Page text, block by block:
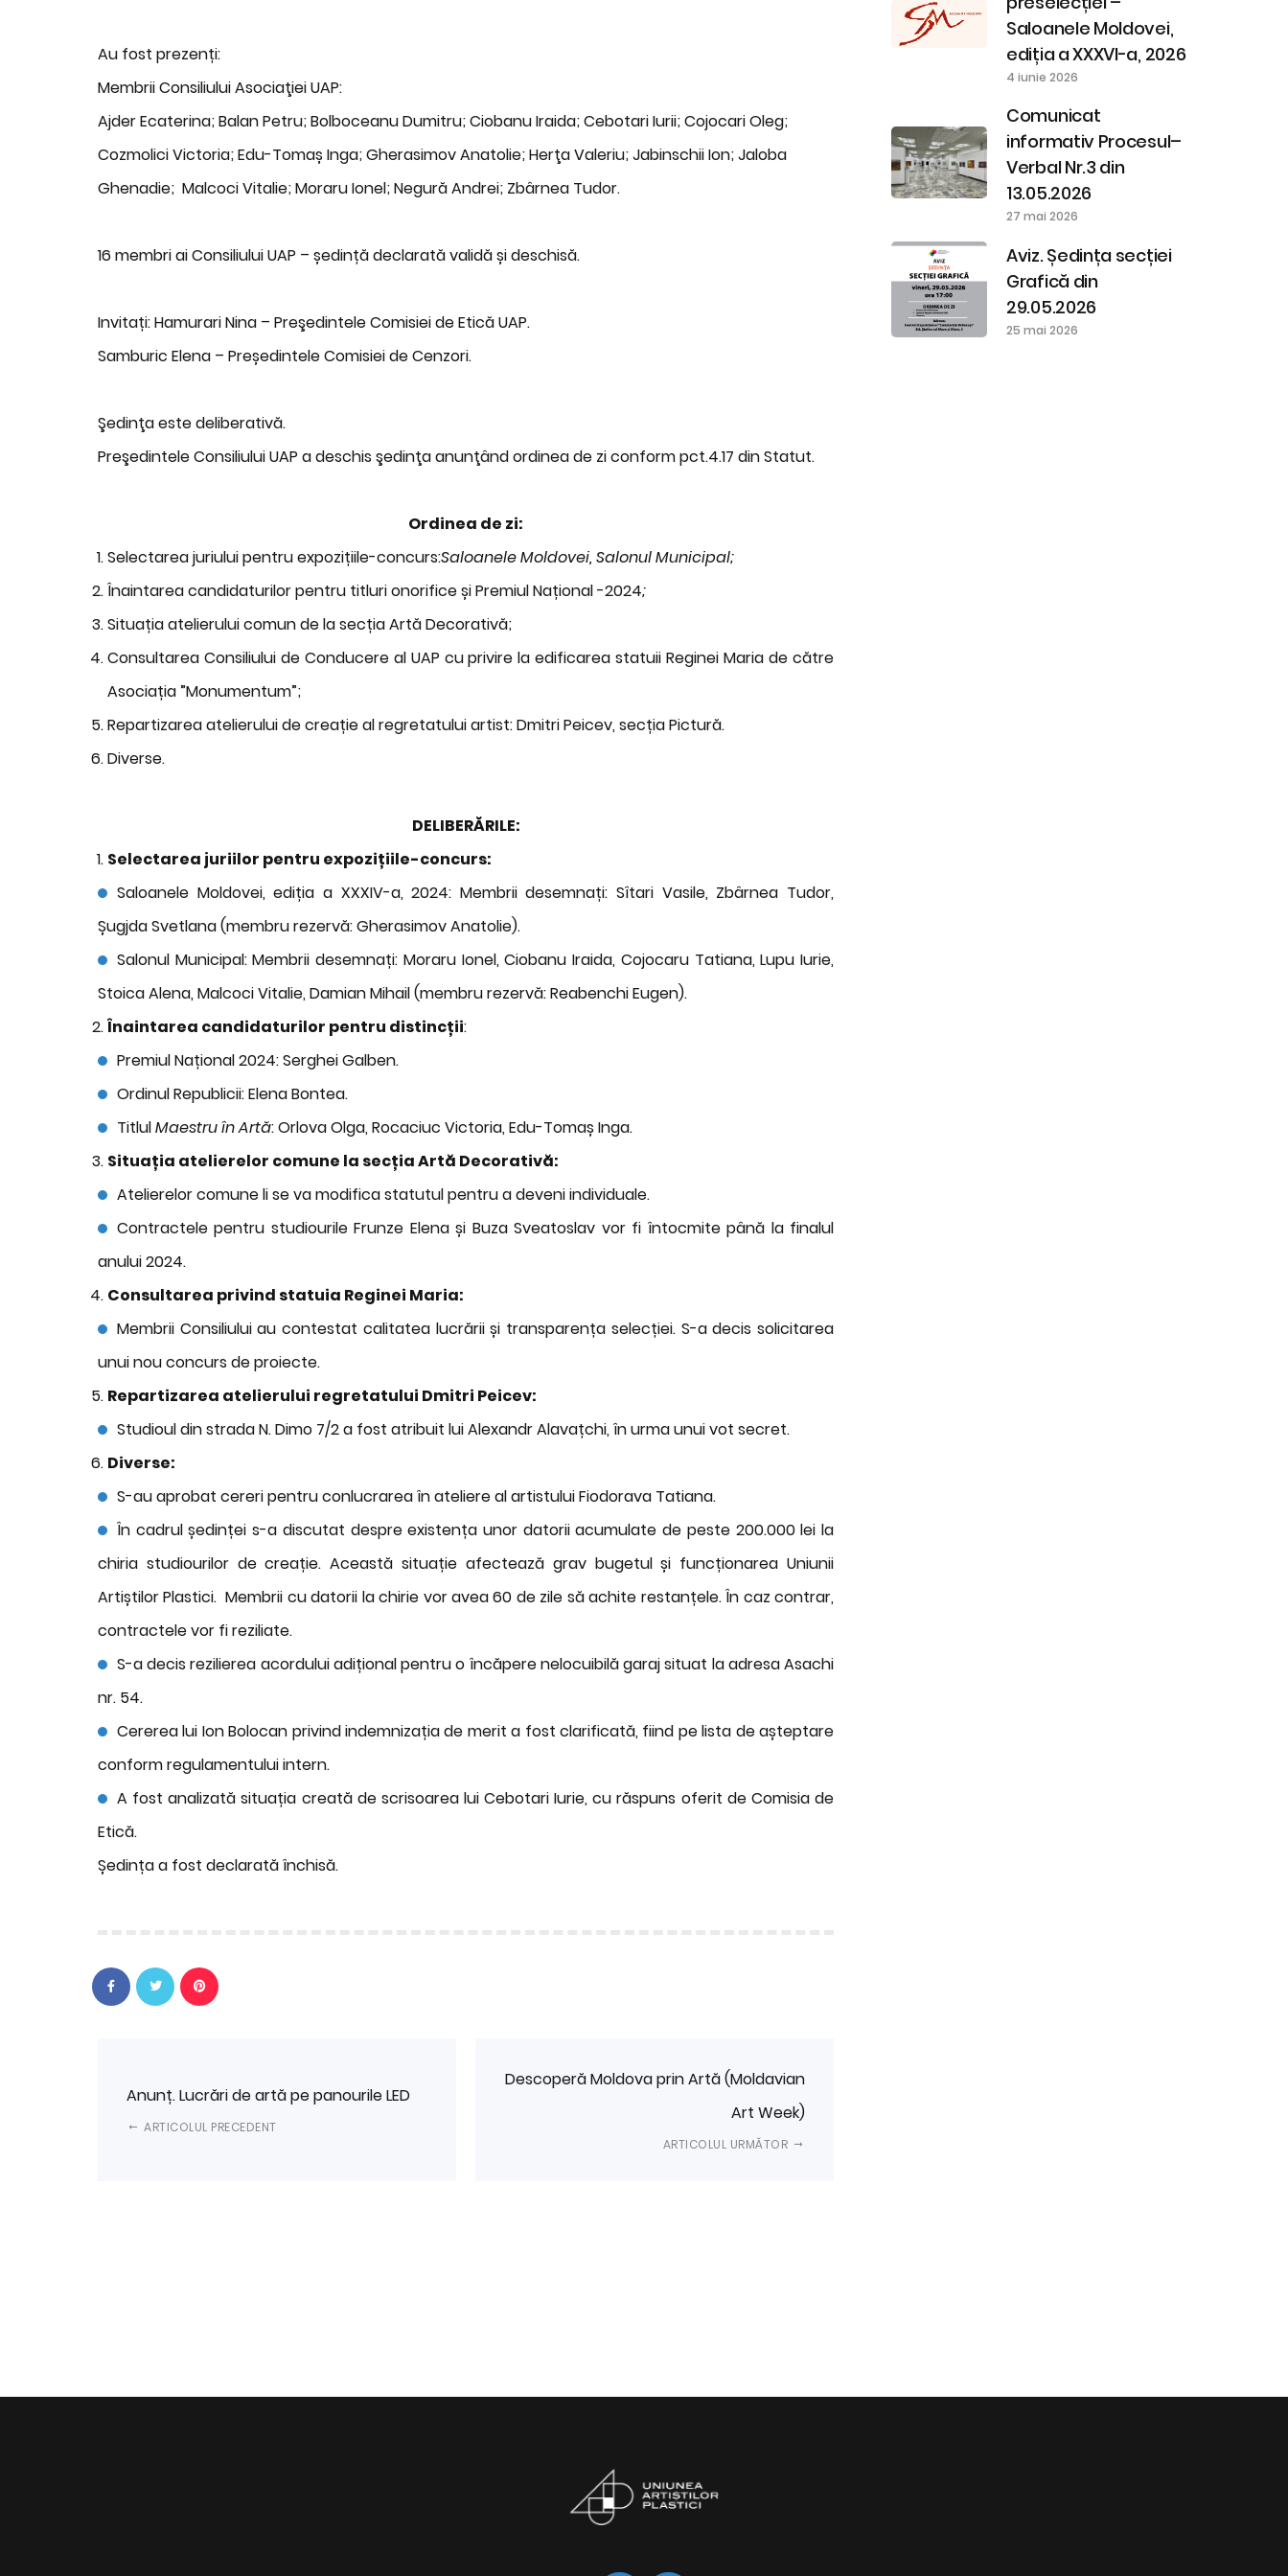
Au fost prezenți:
Membrii Consiliului Asociaţiei UAP:
Ajder Ecaterina; Balan Petru; Bolboceanu Dumitru; Ciobanu Iraida; Cebotari Iurii; Cojocari Oleg;
Cozmolici Victoria; Edu-Tomaș Inga; Gherasimov Anatolie; Herţa Valeriu; Jabinschii Ion; Jaloba
Ghenadie; Malcoci Vitalie; Moraru Ionel; Negură Andrei; Zbârnea Tudor.
16 membri ai Consiliului UAP – ședință declarată validă și deschisă.
Invitați: Hamurari Nina – Preşedintele Comisiei de Etică UAP.
Samburic Elena – Președintele Comisiei de Cenzori.
Şedinţa este deliberativă.
Preşedintele Consiliului UAP a deschis şedinţa anunţând ordinea de zi conform pct.4.17 din Statut.
Ordinea de zi:
Selectarea juriului pentru expozițiile-concurs:Saloanele Moldovei, Salonul Municipal;
Înaintarea candidaturilor pentru titluri onorifice și Premiul Național -2024;
Situația atelierului comun de la secția Artă Decorativă;
Consultarea Consiliului de Conducere al UAP cu privire la edificarea statuii Reginei Maria de către
Asociația ”Monumentum”;
Repartizarea atelierului de creație al regretatului artist: Dmitri Peicev, secția Pictură.
Diverse.
DELIBERĂRILE:
Selectarea juriilor pentru expozițiile-concurs:
Saloanele Moldovei, ediția a XXXIV-a, 2024: Membrii desemnați: Sîtari Vasile, Zbârnea Tudor,
Șugjda Svetlana (membru rezervă: Gherasimov Anatolie).
Salonul Municipal: Membrii desemnați: Moraru Ionel, Ciobanu Iraida, Cojocaru Tatiana, Lupu Iurie,
Stoica Alena, Malcoci Vitalie, Damian Mihail (membru rezervă: Reabenchi Eugen).
Înaintarea candidaturilor pentru distincții:
Premiul Național 2024: Serghei Galben.
Ordinul Republicii: Elena Bontea.
TitlulMaestru în Artă: Orlova Olga, Rocaciuc Victoria, Edu-Tomaș Inga.
Situația atelierelor comune la secția Artă Decorativă:
Atelierelor comune li se va modifica statutul pentru a deveni individuale.
Contractele pentru studiourile Frunze Elena și Buza Sveatoslav vor fi întocmite până la finalul
anului 2024.
Consultarea privind statuia Reginei Maria:
Membrii Consiliului au contestat calitatea lucrării și transparența selecției. S-a decis solicitarea
unui nou concurs de proiecte.
Repartizarea atelierului regretatului Dmitri Peicev:
Studioul din strada N. Dimo 7/2 a fost atribuit lui Alexandr Alavațchi, în urma unui vot secret.
Diverse:
S-au aprobat cereri pentru conlucrarea în ateliere al artistului Fiodorava Tatiana.
În cadrul ședinței s-a discutat despre existența unor datorii acumulate de peste 200.000 lei la
chiria studiourilor de creație. Această situație afectează grav bugetul și funcționarea Uniunii
Artiștilor Plastici. Membrii cu datorii la chirie vor avea 60 de zile să achite restanțele. În caz contrar,
contractele vor fi reziliate.
S-a decis rezilierea acordului adițional pentru o încăpere nelocuibilă garaj situat la adresa Asachi
nr. 54.
Cererea lui Ion Bolocan privind indemnizația de merit a fost clarificată, fiind pe lista de așteptare
conform regulamentului intern.
A fost analizată situația creată de scrisoarea lui Cebotari Iurie, cu răspuns oferit de Comisia de
Etică.
Ședința a fost declarată închisă.
Anunț. Lucrări de artă pe panourile LED
ARTICOLUL PRECEDENT
Descoperă Moldova prin Artă (Moldavian
Art Week)
ARTICOLUL URMĂTOR
Saloanele Moldovei,
ediția a XXXVI-a, 2026
4 iunie 2026
Comunicat
informativ Procesul–
Verbal Nr.3 din
13.05.2026
27 mai 2026
Aviz. Ședința secției
Grafică din
29.05.2026
25 mai 2026